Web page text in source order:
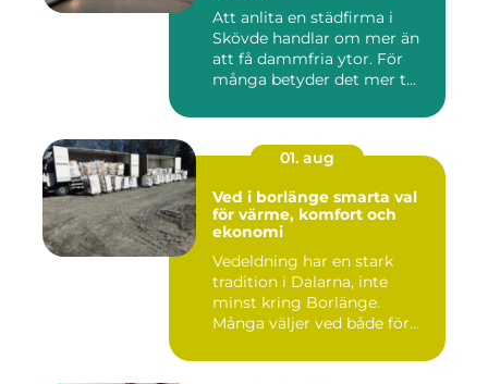
Att anlita en städfirma i
Skövde handlar om mer än
att få dammfria ytor. För
många betyder det mer t...
01. aug
Ved i borlänge smarta val
för värme, komfort och
ekonomi
Vedeldning har en stark
tradition i Dalarna, inte
minst kring Borlänge.
Många väljer ved både för